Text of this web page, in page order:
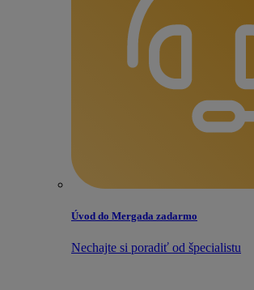
Úvod do Mergada zadarmo
Nechajte si poradiť od špecialistu